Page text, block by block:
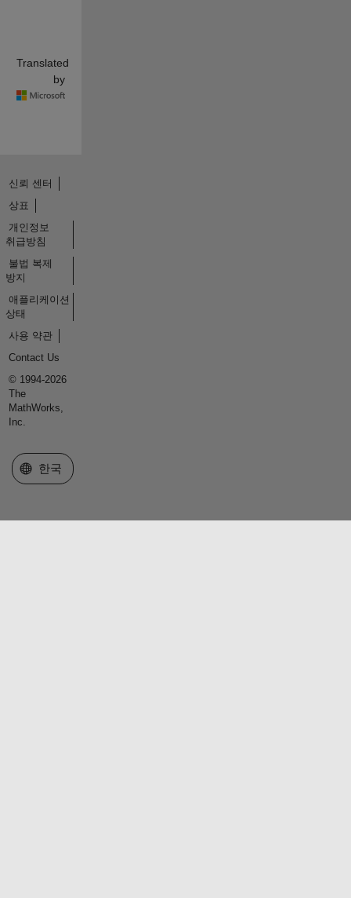
Translated
by
신뢰 센터
상표
개인정보
취급방침
불법 복제
방지
애플리케이션
상태
사용 약관
Contact Us
© 1994-2026
The
MathWorks,
Inc.
웹사이트 선택
한국